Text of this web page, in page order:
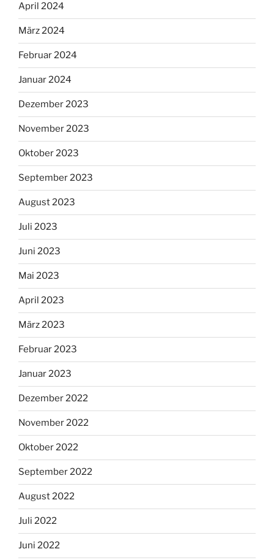
April 2024
März 2024
Februar 2024
Januar 2024
Dezember 2023
November 2023
Oktober 2023
September 2023
August 2023
Juli 2023
Juni 2023
Mai 2023
April 2023
März 2023
Februar 2023
Januar 2023
Dezember 2022
November 2022
Oktober 2022
September 2022
August 2022
Juli 2022
Juni 2022